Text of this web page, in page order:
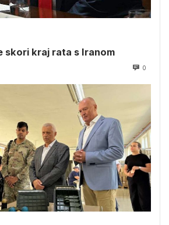
skori kraj rata s Iranom
0